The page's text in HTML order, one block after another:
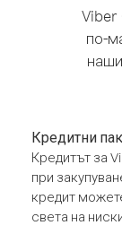
Viber
по-
Кредитни
Кредитът за
при
кредит
света на